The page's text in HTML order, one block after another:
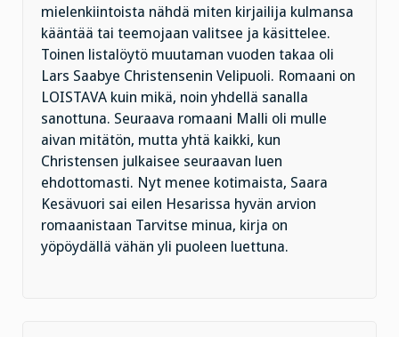
mielenkiintoista nähdä miten kirjailija kulmansa
kääntää tai teemojaan valitsee ja käsittelee.
Toinen listalöytö muutaman vuoden takaa oli
Lars Saabye Christensenin Velipuoli. Romaani on
LOISTAVA kuin mikä, noin yhdellä sanalla
sanottuna. Seuraava romaani Malli oli mulle
aivan mitätön, mutta yhtä kaikki, kun
Christensen julkaisee seuraavan luen
ehdottomasti. Nyt menee kotimaista, Saara
Kesävuori sai eilen Hesarissa hyvän arvion
romaanistaan Tarvitse minua, kirja on
yöpöydällä vähän yli puoleen luettuna.